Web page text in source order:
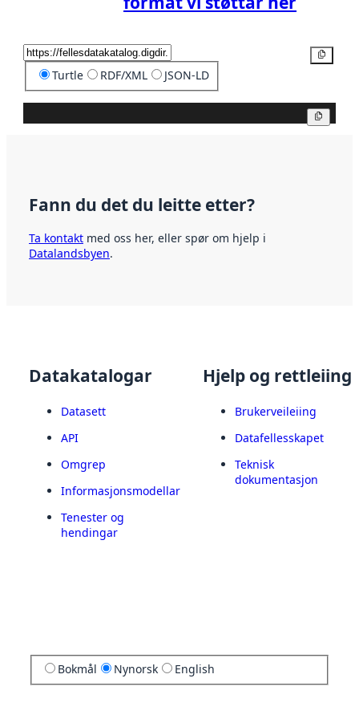
Turtle RDF/XML JSON-LD
Fann du det du leitte etter?
Ta kontakt med oss her, eller spør om hjelp i
Datalandsbyen.
Datakatalogar
Datasett
API
Omgrep
Informasjonsmodellar
Tenester og
hendingar
Hjelp og rettleiing
Brukerveileiing
Datafellesskapet
Teknisk
dokumentasjon
Bokmål Nynorsk English